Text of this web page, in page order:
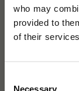
who may
provided to
of their
Necessary